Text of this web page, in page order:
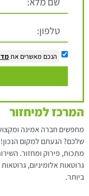
הנכם מאשרים את
המרכז למיחזור
מחפשים חברה אמינה
שלכם? הגעתם למקום הנכון!
מתכות, פירוק ומחזור.
גרוטאות אלומיניום,
ביותר.